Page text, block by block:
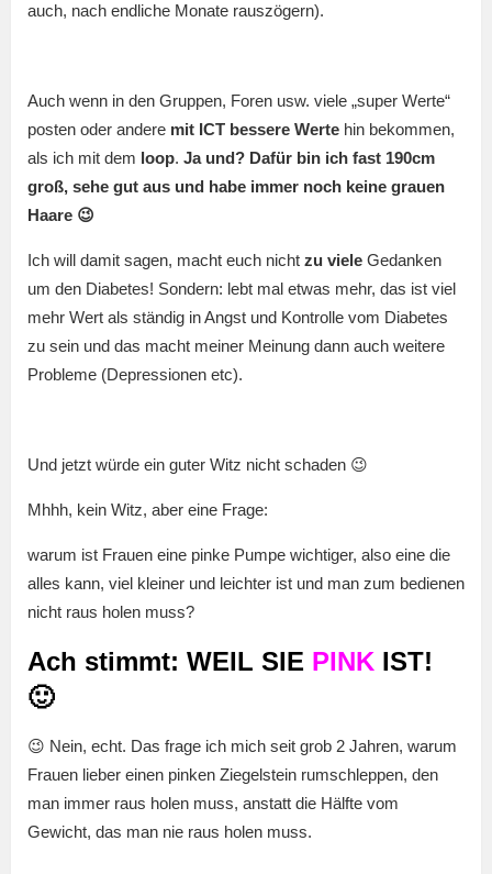
auch, nach endliche Monate rauszögern).
Auch wenn in den Gruppen, Foren usw. viele „super Werte“
posten oder andere mit ICT bessere Werte hin bekommen,
als ich mit dem loop. Ja und? Dafür bin ich fast 190cm
groß, sehe gut aus und habe immer noch keine grauen
Haare 😉
Ich will damit sagen, macht euch nicht zu viele Gedanken
um den Diabetes! Sondern: lebt mal etwas mehr, das ist viel
mehr Wert als ständig in Angst und Kontrolle vom Diabetes
zu sein und das macht meiner Meinung dann auch weitere
Probleme (Depressionen etc).
Und jetzt würde ein guter Witz nicht schaden 😉
Mhhh, kein Witz, aber eine Frage:
warum ist Frauen eine pinke Pumpe wichtiger, also eine die
alles kann, viel kleiner und leichter ist und man zum bedienen
nicht raus holen muss?
Ach stimmt: WEIL SIE PINK IST!
🙂
😉 Nein, echt. Das frage ich mich seit grob 2 Jahren, warum
Frauen lieber einen pinken Ziegelstein rumschleppen, den
man immer raus holen muss, anstatt die Hälfte vom
Gewicht, das man nie raus holen muss.